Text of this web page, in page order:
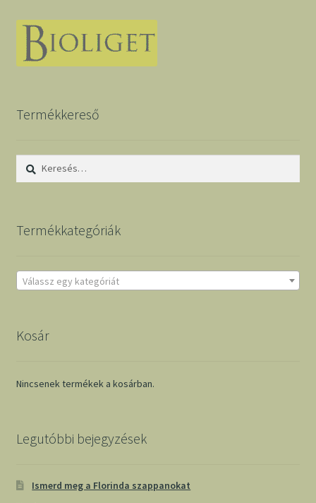
Termékkereső
Keresés:
Termékkategóriák
Válassz egy kategóriát
Kosár
Nincsenek termékek a kosárban.
Legutóbbi bejegyzések
Ismerd meg a Florinda szappanokat